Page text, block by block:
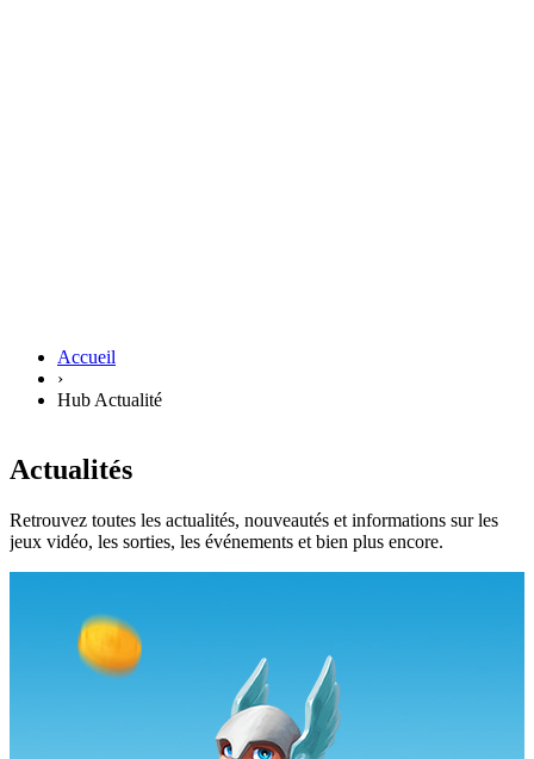
Accueil
›
Hub Actualité
Actualités
Retrouvez toutes les actualités, nouveautés et informations sur les
jeux vidéo, les sorties, les événements et bien plus encore.